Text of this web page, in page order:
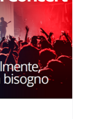
entra nelle
di AM